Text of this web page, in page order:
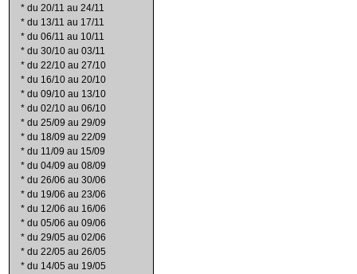
* du 20/11 au 24/11
* du 13/11 au 17/11
* du 06/11 au 10/11
* du 30/10 au 03/11
* du 22/10 au 27/10
* du 16/10 au 20/10
* du 09/10 au 13/10
* du 02/10 au 06/10
* du 25/09 au 29/09
* du 18/09 au 22/09
* du 11/09 au 15/09
* du 04/09 au 08/09
* du 26/06 au 30/06
* du 19/06 au 23/06
* du 12/06 au 16/06
* du 05/06 au 09/06
* du 29/05 au 02/06
* du 22/05 au 26/05
* du 14/05 au 19/05